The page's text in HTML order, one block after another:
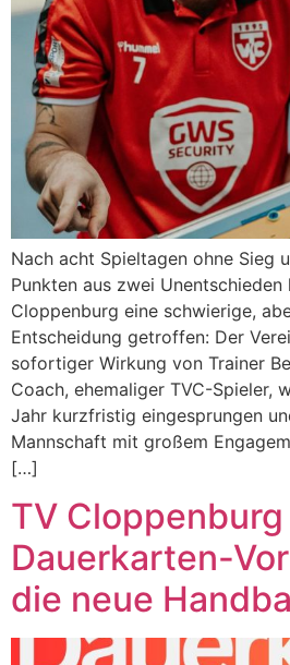
Nach acht Spieltagen ohne Sieg
Punkten aus zwei Unentschieden
Cloppenburg eine schwierige,
Entscheidung getroffen: Der
sofortiger Wirkung von Trainer
Coach, ehemaliger TVC-Spieler,
Jahr kurzfristig eingesprungen
Mannschaft mit großem
[…]
TV
Dauerkarten-
die neue